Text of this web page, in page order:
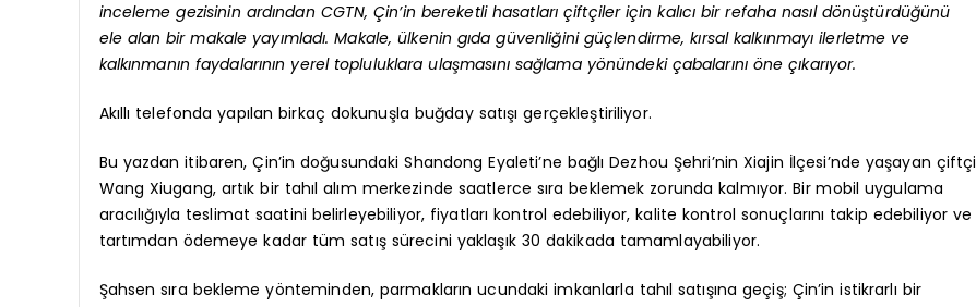
inceleme gezisinin ardından CGTN, Çin’in bereketli hasatları çiftçiler için kalıcı bir refaha nasıl dönüştürdüğünü
ele alan bir makale yayımladı. Makale, ülkenin gıda güvenliğini güçlendirme, kırsal kalkınmayı ilerletme ve
kalkınmanın faydalarının yerel topluluklara ulaşmasını sağlama yönündeki çabalarını öne çıkarıyor.
Akıllı telefonda yapılan birkaç dokunuşla buğday satışı gerçekleştiriliyor.
Bu yazdan itibaren, Çin’in doğusundaki Shandong Eyaleti’ne bağlı Dezhou Şehri’nin Xiajin İlçesi’nde yaşayan çiftçi
Wang Xiugang, artık bir tahıl alım merkezinde saatlerce sıra beklemek zorunda kalmıyor. Bir mobil uygulama
aracılığıyla teslimat saatini belirleyebiliyor, fiyatları kontrol edebiliyor, kalite kontrol sonuçlarını takip edebiliyor ve
tartımdan ödemeye kadar tüm satış sürecini yaklaşık 30 dakikada tamamlayabiliyor.
Şahsen sıra bekleme yönteminden, parmakların ucundaki imkanlarla tahıl satışına geçiş; Çin’in istikrarlı bir